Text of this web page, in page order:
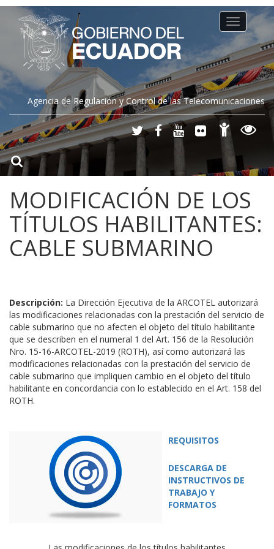
Agencia de Regulación y Control de las Telecomunicaciones
Toggle
navigation
MODIFICACIÓN DE LOS
TÍTULOS HABILITANTES:
CABLE SUBMARINO
Descripción: La Dirección Ejecutiva de la ARCOTEL autorizará
las modificaciones relacionadas con la prestación del servicio de
cable submarino que no afecten el objeto del título habilitante
que se describen en el numeral 1 del Art. 156 de la Resolución
Nro. 15-16-ARCOTEL-2019 (ROTH), así como autorizará las
modificaciones relacionadas con la prestación del servicio de
cable submarino que impliquen cambio en el objeto del título
habilitante en concordancia con lo establecido en el Art. 158 del
ROTH.
REQUISITOS
DESCARGA DE
INSTRUCTIVOS DE
TRABAJO Y
FORMATOS